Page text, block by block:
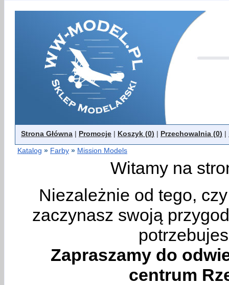
Strona Główna | Promocje | Koszyk (0) | Przechowalnia (0) |
Katalog » Farby » Mission Models
Witamy na
Niezależnie od tego,
zaczynasz swoją
Zapraszamy do
centrum